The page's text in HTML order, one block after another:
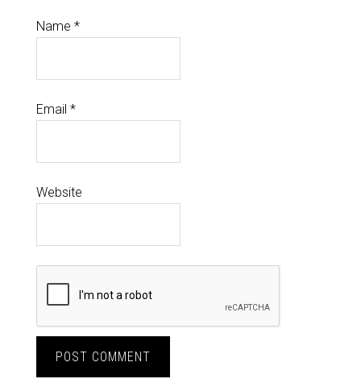
Name *
Email *
Website